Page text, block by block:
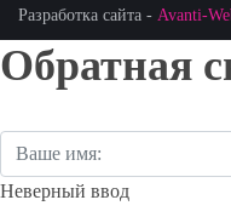
Разработка сайта - Avanti-
Обратная
Неверный ввод